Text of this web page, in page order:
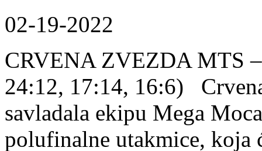
02-19-2022
CRVENA ZVEZDA MTS
24:12, 17:14, 16:6)
savladala ekipu Mega
polufinalne utakmice, koja